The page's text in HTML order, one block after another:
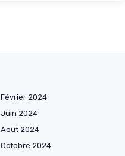
Février 2024
Juin 2024
Août 2024
Octobre 2024